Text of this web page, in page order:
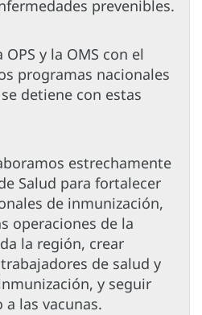
prevenibles.
y la OMS con el
programas nacionales
detiene con estas
estrechamente
Salud para fortalecer
de inmunización,
operaciones de la
la región, crear
de salud y
y seguir
las vacunas.